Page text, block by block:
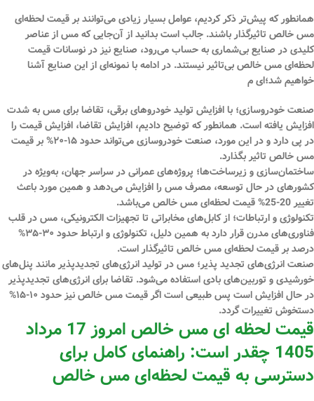
همانطور که پیش‌تر ذکر کردیم، عوامل بسیار زیادی می‌توانند بر قیمت لحظه‌ای
مس خالص تاثیرگذار باشند. جالب است بدانید از آن‌جایی که مس از عناصر
کلیدی در صنایع بی‌شماری به حساب می‌رود، صنایع نیز در نوسانات قیمت
لحظه‌ای مس خالص بی‌تاثیر نیستند. در ادامه با نمونه‌ای از این صنایع آشنا
خواهیم شد؛‌ای م
صنعت خودروسازی؛ با افزایش تولید خودروهای برقی، تقاضا برای مس به شدت
افزایش یافته است. همانطور که توضیح دادیم، افزایش تقاضا، افزایش قیمت را
در پی دارد و در این مورد، صنعت خودروسازی می‌تواند حدود ۱۵-۲۰% بر قیمت
مس خالص تاثیر بگذارد.
ساختمان‌سازی و زیرساخت‌ها؛ پروژه‌های عمرانی در سراسر جهان، به‌ویژه در
کشورهای در حال توسعه، مصرف مس را افزایش می‌دهد و همین مورد باعث
تغییر 20-25% قیمت لحظه‌ای مس خالص می‌باشد.
تکنولوژی و ارتباطات؛ از کابل‌های مخابراتی تا تجهیزات الکترونیکی، مس در قلب
فناوری‌های مدرن قرار دارد به همین دلیل، تکنولوژی و ارتباط حدود ۳۰-۳۵%
درصد بر قیمت لحظه‌ای مس خالص تاثیرگذار است.
صنعت انرژی‌های تجدید پذیر؛ مس در تولید انرژی‌های تجدیدپذیر مانند پنل‌های
خورشیدی و توربین‌های بادی استفاده می‌شود. تقاضا برای انرژی‌های تجدیدپذیر
در حال افزایش است پس طبیعی است اگر قیمت مس خالص نیز حدود ۱۰-۱۵%
دستخوش تغییرات گردد.
قیمت لحظه ‌ای مس خالص امروز 17 مرداد
1405 چقدر است: راهنمای کامل برای
دسترسی به قیمت لحظه‌ای مس خالص